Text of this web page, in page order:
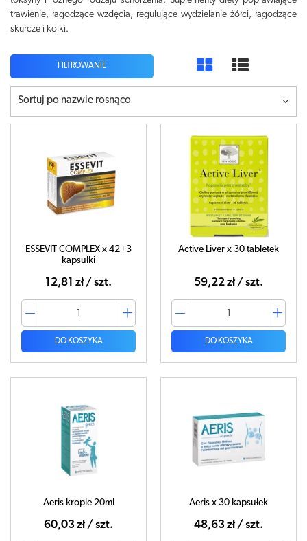
trawienie, łagodzące wzdęcia, regulujące wydzielanie żółci, łagodzące
skurcze i kolki.
FILTROWANIE
Sortuj po nazwie rosnąco
ESSEVIT COMPLEX x 42+3
kapsułki
12,81 zł / szt.
DO KOSZYKA
Active Liver x 30 tabletek
59,22 zł / szt.
DO KOSZYKA
Aeris krople 20ml
60,03 zł / szt.
Aeris x 30 kapsułek
48,63 zł / szt.